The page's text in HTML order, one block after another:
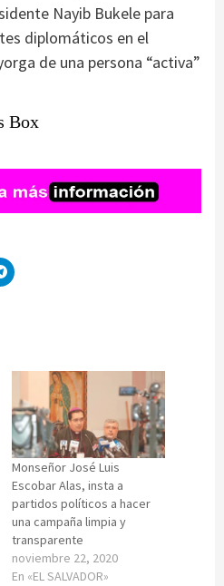
Nayib Bukele para
diplomáticos en el
de una persona “activa”
Box
Monseñor José Luis
Escobar Alas, insta a
partidos políticos a hacer
una campaña limpia y
transparente
noviembre 22, 2020
En «EL SALVADOR»